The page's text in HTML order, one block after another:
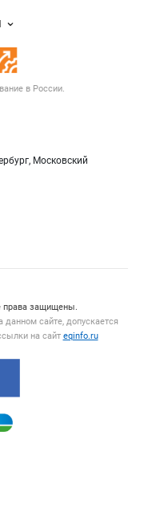
в России.
Московский
данных
права защищены.
сайте, допускается
на сайт eqinfo.ru